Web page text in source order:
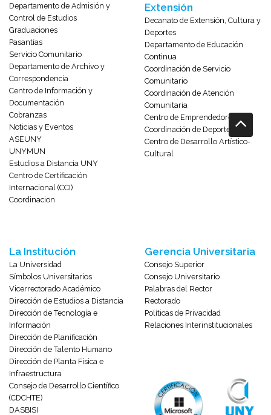
Departamento de Admisión y
Control de Estudios
Graduaciones
Pasantías
Servicio Comunitario
Departamento de Archivo y
Correspondencia
Centro de Información y
Documentación
Cobranzas
Noticias y Eventos
ASEUNY
UNYMUN
Estudios a Distancia UNY
Centro de Certificación
Internacional (CCI)
Coordinacion
Extensión
Decanato de Extensión, Cultura y
Deportes
Departamento de Educación
Continua
Coordinación de Servicio
Comunitario
Coordinación de Atención
Comunitaria
Centro de Emprendedores
Coordinación de Deportes
Centro de Desarrollo Artístico-
Cultural
La Institución
La Universidad
Símbolos Universitarios
Vicerrectorado Académico
Dirección de Estudios a Distancia
Dirección de Tecnología e
Información
Dirección de Planificación
Dirección de Talento Humano
Dirección de Planta Física e
Infraestructura
Consejo de Desarrollo Científico
(CDCHTE)
DASBISI
Gerencia Universitaria
Consejo Superior
Consejo Universitario
Palabras del Rector
Rectorado
Políticas de Privacidad
Relaciones Interinstitucionales